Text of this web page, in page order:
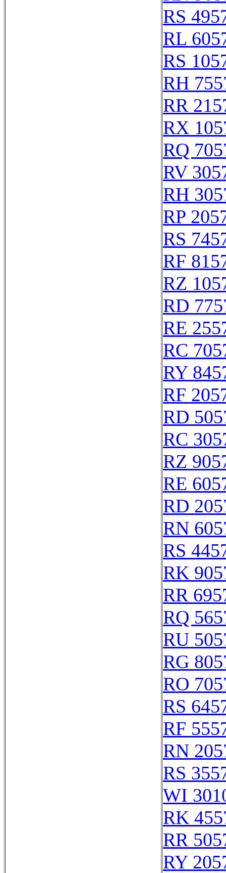
RS
RL
RS
RH
RR
RX
RQ
RV
RH
RP
RS
RF
RZ
RD
RE
RC
RY
RF
RD
RC
RZ
RE
RD
RN
RS
RK
RR
RQ
RU
RG
RO
RS
RF
RN
RS
WI
RK
RR
RY